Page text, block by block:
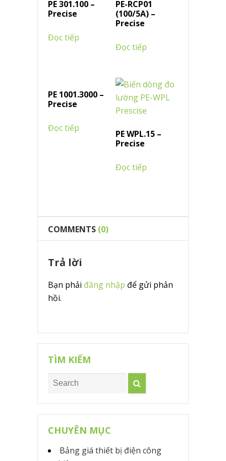
PE 301.100 –
Precise
Đọc tiếp
PE-RCP01
(100/5A) –
Precise
Đọc tiếp
PE 1001.3000 –
Precise
Đọc tiếp
PE WPL.15 –
Precise
Đọc tiếp
COMMENTS (0)
Trả lời
Bạn phải đăng nhập để gửi phản
hồi.
TÌM KIẾM
CHUYÊN MỤC
Bảng giá thiết bị điện công